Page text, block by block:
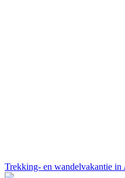
Trekking- en wandelvakantie in